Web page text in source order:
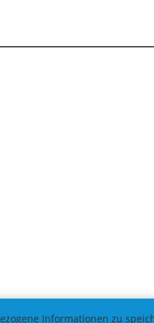
Informationen zu